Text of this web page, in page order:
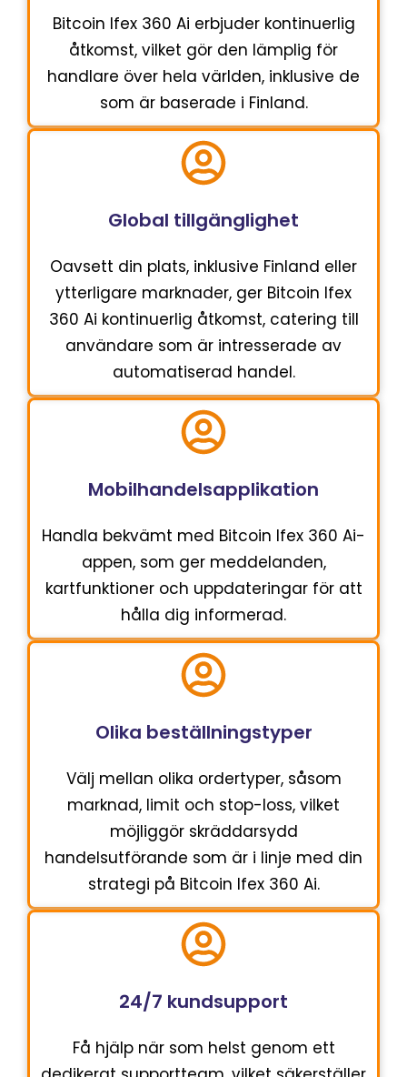
Bitcoin Ifex 360 Ai erbjuder kontinuerlig
åtkomst, vilket gör den lämplig för
handlare över hela världen, inklusive de
som är baserade i Finland.
Global tillgänglighet
Oavsett din plats, inklusive Finland eller
ytterligare marknader, ger Bitcoin Ifex
360 Ai kontinuerlig åtkomst, catering till
användare som är intresserade av
automatiserad handel.
Mobilhandelsapplikation
Handla bekvämt med Bitcoin Ifex 360 Ai-
appen, som ger meddelanden,
kartfunktioner och uppdateringar för att
hålla dig informerad.
Olika beställningstyper
Välj mellan olika ordertyper, såsom
marknad, limit och stop-loss, vilket
möjliggör skräddarsydd
handelsutförande som är i linje med din
strategi på Bitcoin Ifex 360 Ai.
24/7 kundsupport
Få hjälp när som helst genom ett